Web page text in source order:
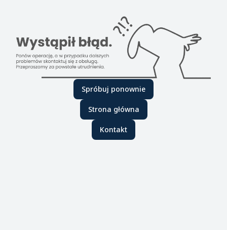
Spróbuj ponownie
Strona główna
Kontakt